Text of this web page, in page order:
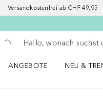
Versandkostenfrei ab CHF
Gehe zurück
Suche ausführen
ANGEBOTE
NEU &